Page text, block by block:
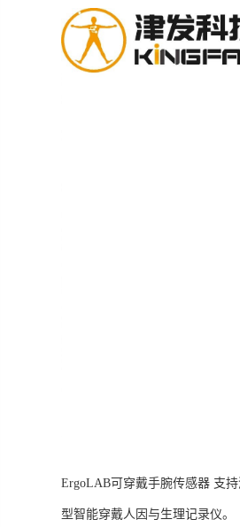
ErgoLAB可穿戴手腕传感器 支
型智能穿戴人因与生理记录仪。